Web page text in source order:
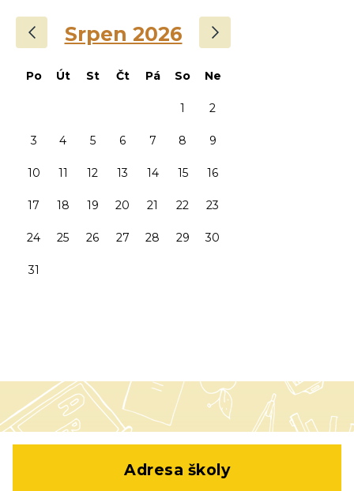
Srpen 2026 ›
Po Út St Čt Pá So Ne
1 2
3 4 5 6 7 8 9
10 11 12 13 14 15 16
17 18 19 20 21 22 23
24 25 26 27 28 29 30
31
Adresa školy